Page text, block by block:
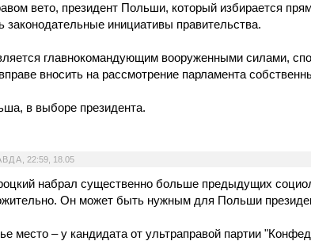
вето, президент Польши, который избирается
законодательные инициативы правительства.
главнокомандующим вооруженными силами,
вносить на рассмотрение парламента
в выборе президента.
22:59, 18.05
набрал существенно больше предыдущих
Он может быть нужным для Польши
место – у кандидата от ультраправой партии